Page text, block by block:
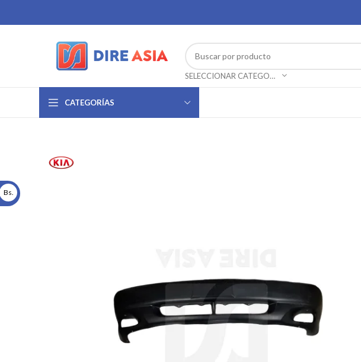
SELECCIONAR CATEGORÍA
CATEGORÍAS
Bs.